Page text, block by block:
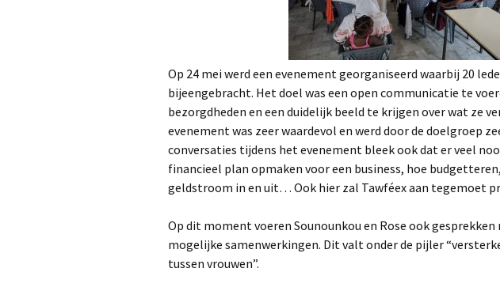
Op 24 mei werd een evenement georganiseerd waarbij 20
bijeengebracht. Het doel was een open communicatie te
bezorgdheden en een duidelijk beeld te krijgen over wat ze
evenement was zeer waardevol en werd door de doelgroep
conversaties tijdens het evenement bleek ook dat er veel
financieel plan opmaken voor een business, hoe
geldstroom in en uit… Ook hier zal Tawféex aan tegemoet
Op dit moment voeren Sounounkou en Rose ook gesprekken
mogelijke samenwerkingen. Dit valt onder de pijler
tussen vrouwen”.